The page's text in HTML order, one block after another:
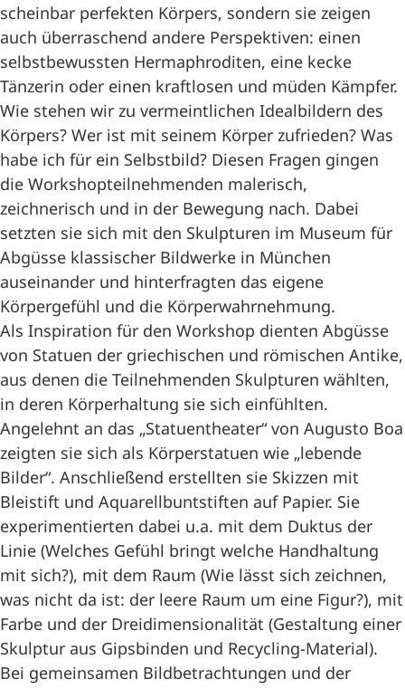
scheinbar perfekten Körpers, sondern sie zeigen
auch überraschend andere Perspektiven: einen
selbstbewussten Hermaphroditen, eine kecke
Tänzerin oder einen kraftlosen und müden Kämpfer.
Wie stehen wir zu vermeintlichen Idealbildern des
Körpers? Wer ist mit seinem Körper zufrieden? Was
habe ich für ein Selbstbild? Diesen Fragen gingen
die Workshopteilnehmenden malerisch,
zeichnerisch und in der Bewegung nach. Dabei
setzten sie sich mit den Skulpturen im Museum für
Abgüsse klassischer Bildwerke in München
auseinander und hinterfragten das eigene
Körpergefühl und die Körperwahrnehmung.
Als Inspiration für den Workshop dienten Abgüsse
von Statuen der griechischen und römischen Antike,
aus denen die Teilnehmenden Skulpturen wählten,
in deren Körperhaltung sie sich einfühlten.
Angelehnt an das „Statuentheater“ von Augusto Boa
zeigten sie sich als Körperstatuen wie „lebende
Bilder“. Anschließend erstellten sie Skizzen mit
Bleistift und Aquarellbuntstiften auf Papier. Sie
experimentierten dabei u.a. mit dem Duktus der
Linie (Welches Gefühl bringt welche Handhaltung
mit sich?), mit dem Raum (Wie lässt sich zeichnen,
was nicht da ist: der leere Raum um eine Figur?), mit
Farbe und der Dreidimensionalität (Gestaltung einer
Skulptur aus Gipsbinden und Recycling-Material).
Bei gemeinsamen Bildbetrachtungen und der